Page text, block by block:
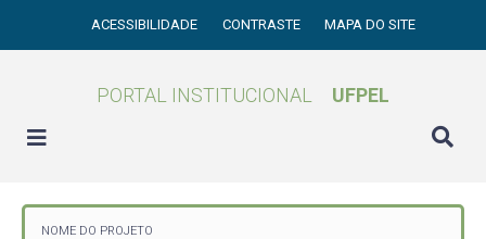
ACESSIBILIDADE CONTRASTE MAPA DO SITE
PORTAL INSTITUCIONAL UFPEL
NOME DO PROJETO